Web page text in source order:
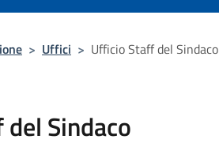
> Uffici > Ufficio Staff del Sindaco
Sindaco